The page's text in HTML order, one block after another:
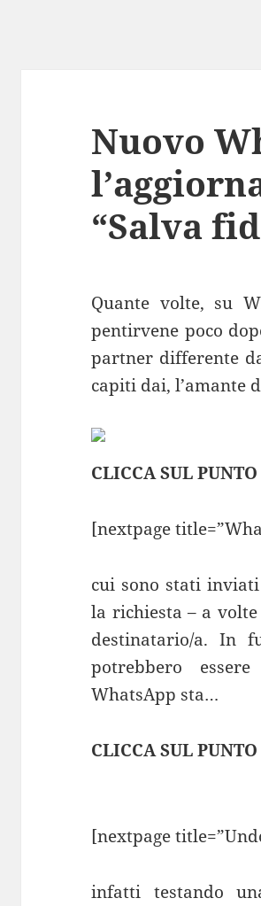
Nuovo
“Salva
Quante volte, su
pentirvene poco
partner differente
capiti dai, l’amante
CLICCA SUL
[nextpage
cui sono stati inviati
la richiesta – a
destinatario/a. In
potrebbero
WhatsApp sta…
CLICCA SUL
[nextpage
infatti testando